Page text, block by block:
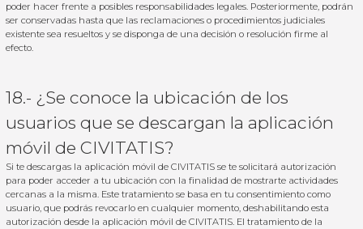
poder hacer frente a posibles responsabilidades legales. Posteriormente, podrán
ser conservadas hasta que las reclamaciones o procedimientos judiciales
existente sea resueltos y se disponga de una decisión o resolución firme al
efecto.
18.- ¿Se conoce la ubicación de los
usuarios que se descargan la aplicación
móvil de CIVITATIS?
Si te descargas la aplicación móvil de CIVITATIS se te solicitará autorización
para poder acceder a tu ubicación con la finalidad de mostrarte actividades
cercanas a la misma. Este tratamiento se basa en tu consentimiento como
usuario, que podrás revocarlo en cualquier momento, deshabilitando esta
autorización desde la aplicación móvil de CIVITATIS. El tratamiento de la